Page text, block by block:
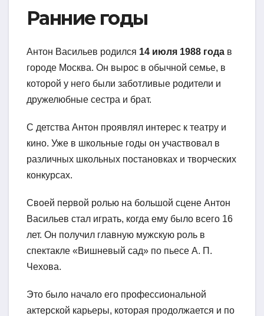
Ранние годы
Антон Васильев родился 14 июля 1988 года в
городе Москва. Он вырос в обычной семье, в
которой у него были заботливые родители и
дружелюбные сестра и брат.
С детства Антон проявлял интерес к театру и
кино. Уже в школьные годы он участвовал в
различных школьных постановках и творческих
конкурсах.
Своей первой ролью на большой сцене Антон
Васильев стал играть, когда ему было всего 16
лет. Он получил главную мужскую роль в
спектакле «Вишневый сад» по пьесе А. П.
Чехова.
Это было начало его профессиональной
актерской карьеры, которая продолжается и по